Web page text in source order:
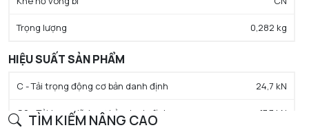
TÌM KIẾM NÂNG CAO
Trọng lượng 0,282 kg
HIỆU SUẤT SẢN PHẨM
C - Tải trọng động cơ bản danh định 24,7 kN
C0 - Tải trọng tĩnh cơ bản danh định 17,7 kN